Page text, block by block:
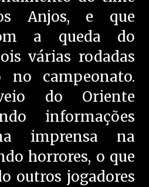
Anjos, e que
a queda do
várias rodadas
campeonato.
do Oriente
informações
imprensa na
horrores, o que
outros jogadores